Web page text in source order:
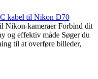
kabel til Nikon D70
Nikon-kameraer Forbind dit
og effektiv måde Søger du
til at overføre billeder,